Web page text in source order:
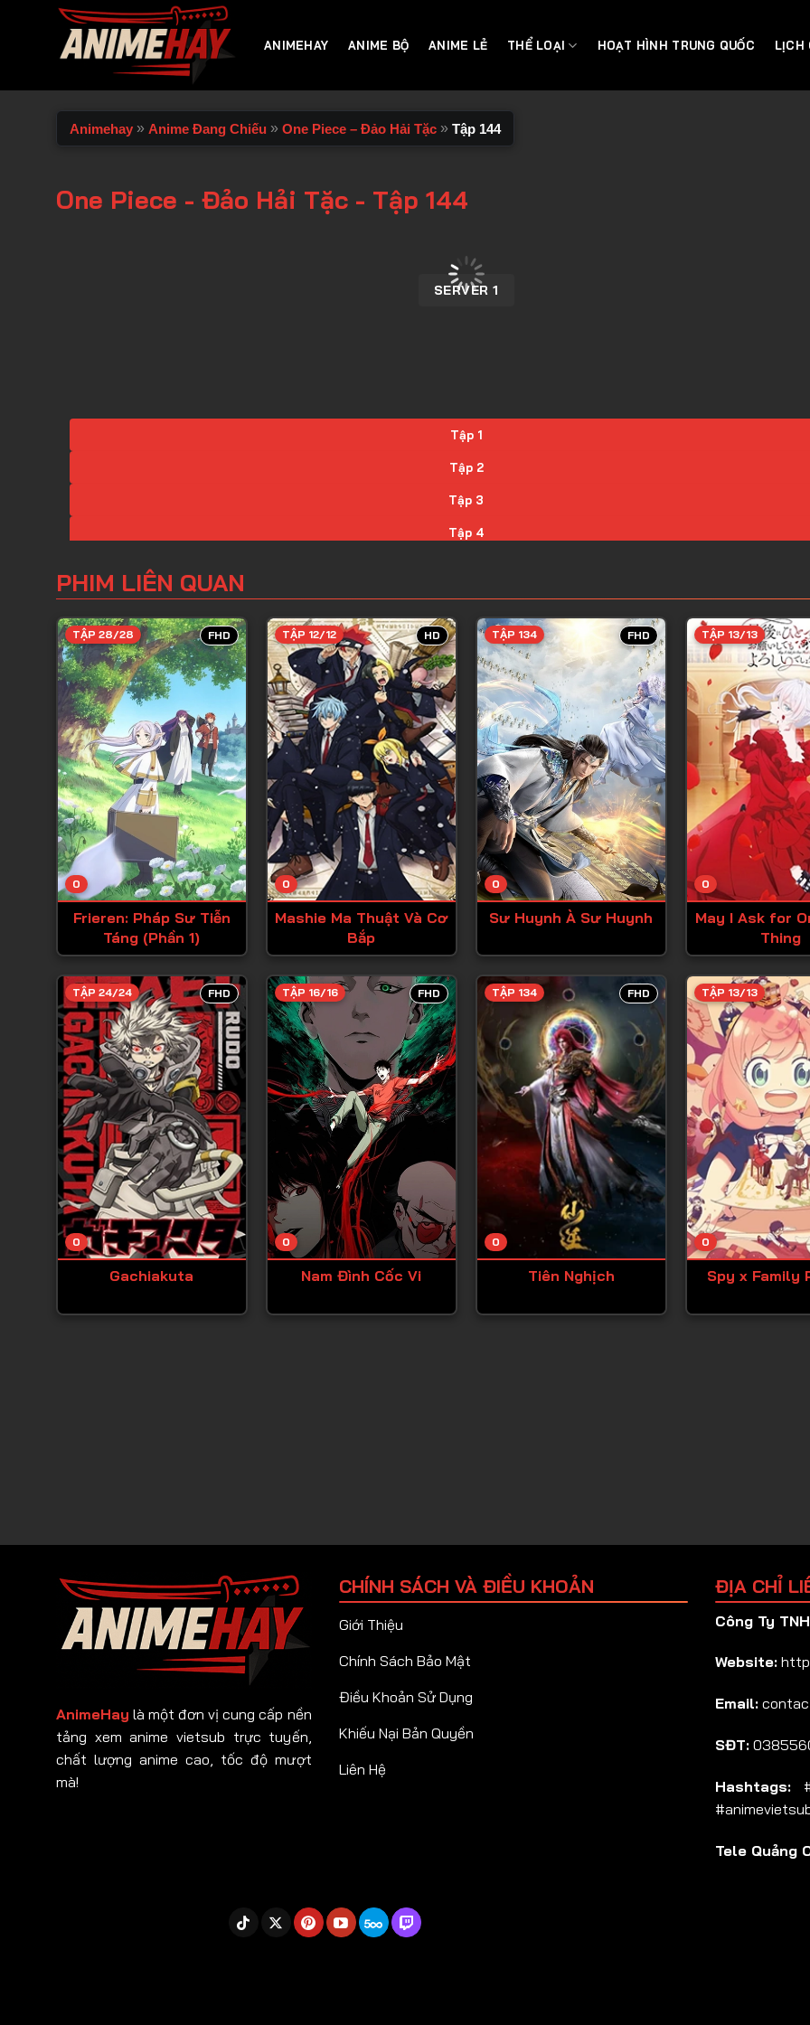
ANIMEHAY ANIME BỘ ANIME LẺ THỂ LOẠI HOẠT HÌNH TRUNG QUỐC LỊCH
Animehay » Anime Đang Chiếu » One Piece – Đảo Hải Tặc » Tập 144
One Piece - Đảo Hải Tặc - Tập 144
SERVER 1
Tập 1
Tập 2
Tập 3
Tập 4
Tập 6
Tập 7
Tập 8
Tập 9
Tập 10
Tập 11
Tập 12
Tập 13
Tập 14
Tập 15
Tập 16
Tập 17
Tập 18
Tập 19
Tập 20
Tập 21
Tập 22
Tập 24
Tập 25
Tập 26
Tập 28
Tập 36
Tập 37
Tập 39
Tập 40
Tập 41
PHIM LIÊN QUAN
FHD
0
TẬP 28/28
Frieren: Pháp Sư Tiễn
Táng (Phần 1)
HD
0
TẬP 12/12
Mashie Ma Thuật Và Cơ
Bắp
FHD
0
TẬP 134
Sư Huynh À Sư Huynh
0
TẬP 13/13
May I Ask for
Thing
FHD
0
TẬP 24/24
Gachiakuta
FHD
0
TẬP 16/16
Nam Đình Cốc Vi
FHD
0
TẬP 134
Tiên Nghịch
0
TẬP 13/13
Spy x Family
AnimeHay là một đơn vị cung cấp nền
tảng xem anime vietsub trực tuyến,
chất lượng anime cao, tốc độ mượt
mà!
CHÍNH SÁCH VÀ ĐIỀU KHOẢN
Giới Thiệu
Chính Sách Bảo Mật
Điều Khoản Sử Dụng
Khiếu Nại Bản Quyền
Liên Hệ
ĐỊA CHỈ
Công Ty
Website:
Email:
SĐT:
Hashtags:
Tele Quảng